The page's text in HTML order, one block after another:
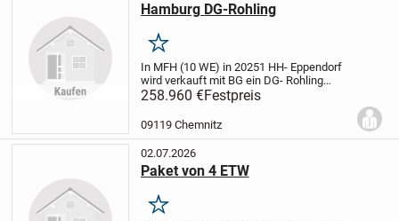
Hamburg DG-Rohling
Merken
In MFH (10 WE) in 20251 HH- Eppendorf
wird verkauft mit BG ein DG- Rohling
(Nutzfläche ca. 100qm), Etage 5 von 5,
Haus kürzlich umfassend modernisiert.
Angaben vom Eigentümer, daher keine
258.960 €Festpreis
09119 Chemnitz
02.07.2026
Paket von 4 ETW
Merken